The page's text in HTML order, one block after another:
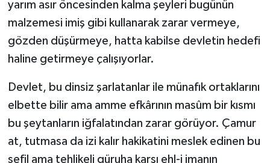
yarım asır öncesinden kalma şeyleri bugünün
malzemesi imiş gibi kullanarak zarar vermeye,
gözden düşürmeye, hatta kabilse devletin hedefi
haline getirmeye çalışıyorlar.
Devlet, bu dinsiz şarlatanlar ile münafık ortaklarını
elbette bilir ama amme efkârının masûm bir kısmı
bu şeytanların iğfalatından zarar görüyor. Çamur
at, tutmasa da izi kalır hakikatini meslek edinen bu
sefil ama tehlikeli güruha karşı ehl-i imanın